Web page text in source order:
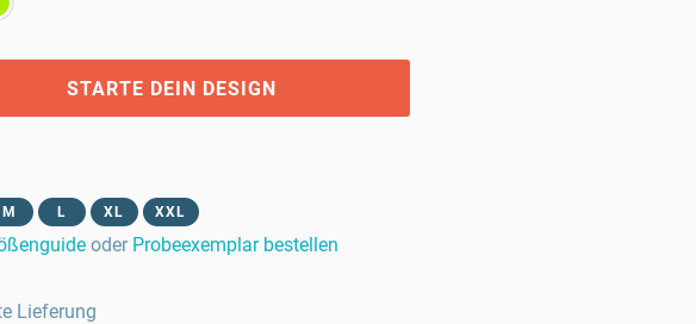
STARTE DEIN DESIGN
M L XL XXL
oder Probeexemplar bestellen
Lieferung